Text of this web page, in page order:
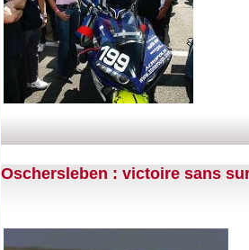
Oschersleben : victoire sans